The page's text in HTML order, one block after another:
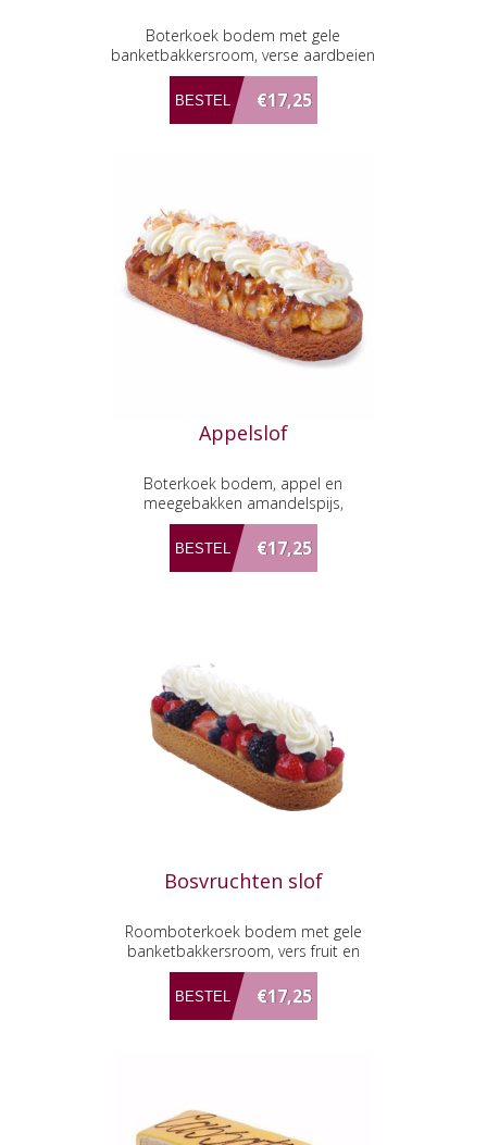
Boterkoek bodem met gele
banketbakkersroom, verse aardbeien
en slagroom
€17,25
Appelslof
Boterkoek bodem, appel en
meegebakken amandelspijs,
afgewerkt met verse slagroom
€17,25
Bosvruchten slof
Roomboterkoek bodem met gele
banketbakkersroom, vers fruit en
slagroom.
€17,25